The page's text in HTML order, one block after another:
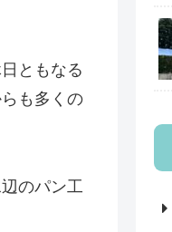
ともなる
も多くの
のパン工